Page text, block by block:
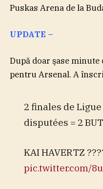
Puskas Arena de la
UPDATE –
După doar şase
pentru Arsenal. A
2 finales de
disputées = 2
KAI HAVERTZ
pic.twitter.com/